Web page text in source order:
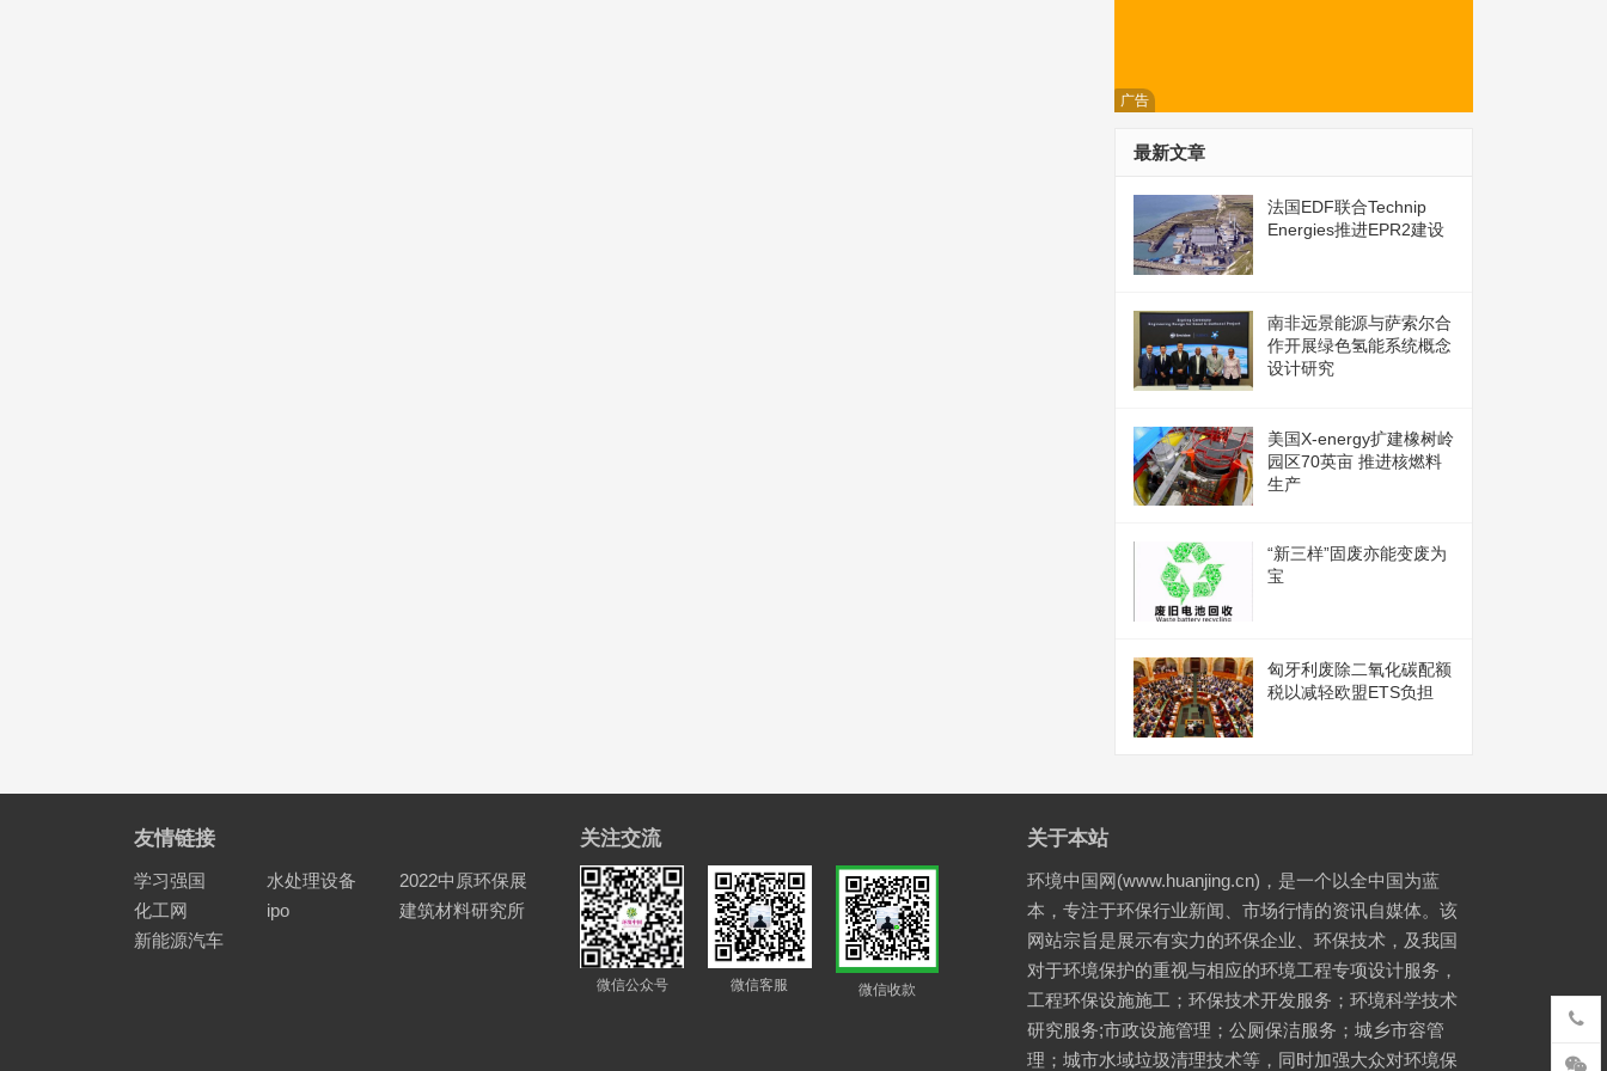
广告
最新文章
法国EDF联合Technip
Energies推进EPR2建设
南非远景能源与萨索尔合
作开展绿色氢能系统概念
设计研究
美国X-energy扩建橡树岭
园区70英亩 推进核燃料
生产
“新三样”固废亦能变废为
宝
匈牙利废除二氧化碳配额
税以减轻欧盟ETS负担
友情链接
学习强国 水处理设备
2022中原环保展
化工网
ipo
建筑材料研究所
新能源汽车
关注交流
微信公众号 微信客服 微信收款
关于本站
环境中国网(www.huanjing.cn)，是一个以全中国为蓝
本，专注于环保行业新闻、市场行情的资讯自媒体。该
网站宗旨是展示有实力的环保企业、环保技术，及我国
对于环境保护的重视与相应的环境工程专项设计服务，
工程环保设施施工；环保技术开发服务；环境科学技术
研究服务;市政设施管理；公厕保洁服务；城乡市容管
理；城市水域垃圾清理技术等，同时加强大众对环境保